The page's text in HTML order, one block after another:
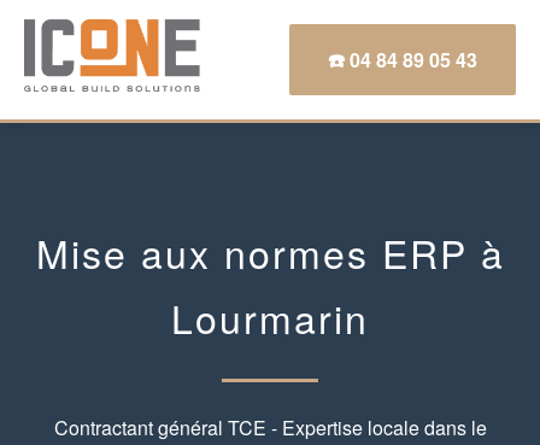
☎️ 04 84 89 05 43
Mise aux normes ERP à
Lourmarin
Contractant général TCE - Expertise locale dans le